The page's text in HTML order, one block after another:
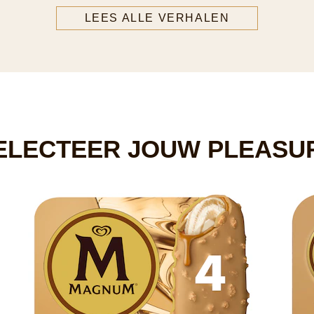
LEES ALLE VERHALEN
JOUW